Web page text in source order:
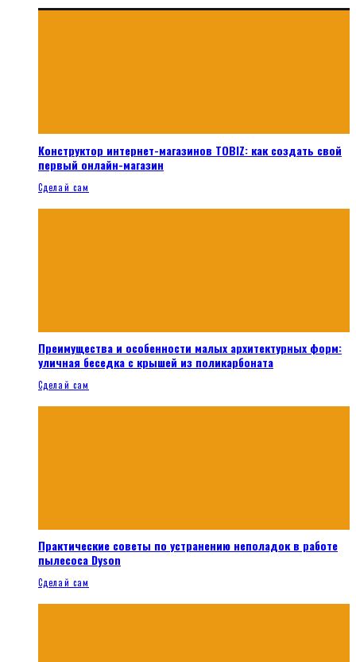
Конструктор интернет-магазинов TOBIZ: как создать свой
первый онлайн-магазин
Сделай сам
Преимущества и особенности малых архитектурных форм:
уличная беседка с крышей из поликарбоната
Сделай сам
Практические советы по устранению неполадок в работе
пылесоса Dyson
Сделай сам